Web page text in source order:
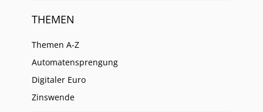
THEMEN
Themen A-Z
Automatensprengung
Digitaler Euro
Zinswende